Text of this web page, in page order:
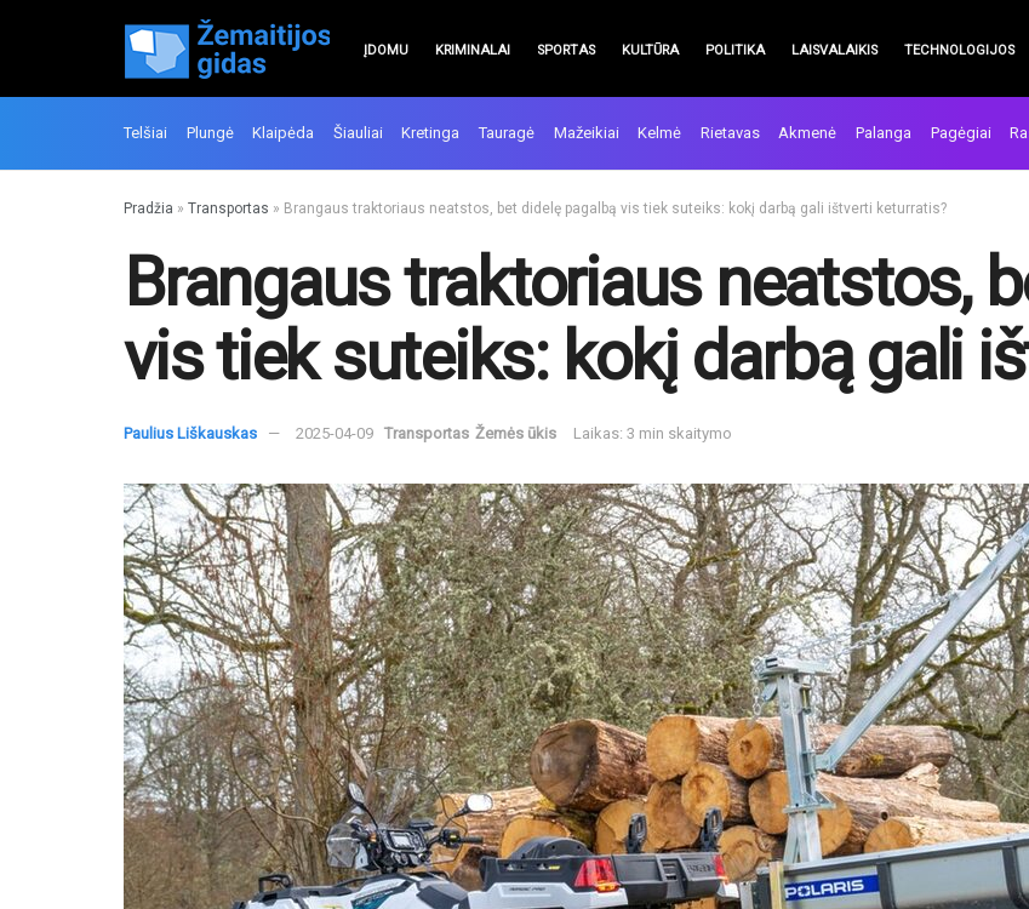
ĮDOMU KRIMINALAI SPORTAS KULTŪRA POLITIKA LAISVALAIKIS TECHNOLOGIJOS
Telšiai Plungė Klaipėda Šiauliai Kretinga Tauragė Mažeikiai Kelmė Rietavas Akmenė Palanga Pagėgiai
Pradžia » Transportas » Brangaus traktoriaus neatstos, bet didelę pagalbą vis tiek suteiks: kokį darbą gali ištverti keturratis?
Brangaus traktoriaus neatstos,
vis tiek suteiks: kokį darbą gali
Paulius Liškauskas 2025-04-09 Transportas Žemės ūkis Laikas: 3 min skaitymo